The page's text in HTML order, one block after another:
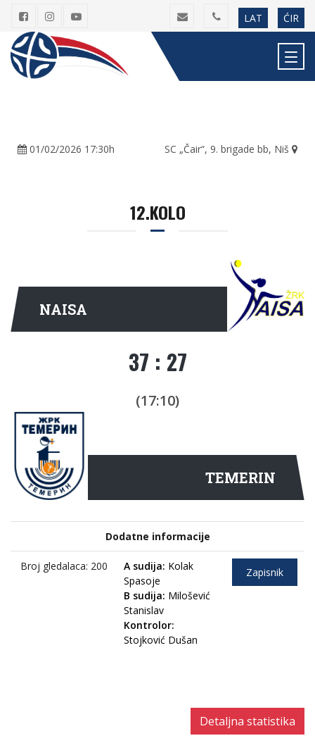
LAT ĆIR
01/02/2026 17:30h SC „Čair“, 9. brigade bb, Niš
12.KOLO
NAISA
37 : 27
(17:10)
TEMERIN
Dodatne informacije
Broj gledalaca: 200 A sudija: Kolak
Spasoje
B sudija: Milošević
Stanislav
Kontrolor:
Stojković Dušan
Zapisnik
Detaljna statistika